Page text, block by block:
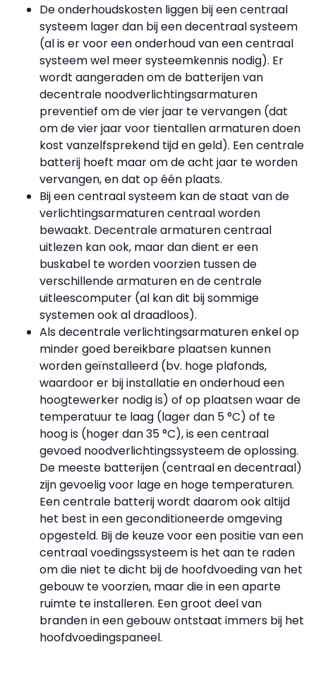
De onderhoudskosten liggen bij een centraal
systeem lager dan bij een decentraal systeem
(al is er voor een onderhoud van een centraal
systeem wel meer systeemkennis nodig). Er
wordt aangeraden om de batterijen van
decentrale noodverlichtingsarmaturen
preventief om de vier jaar te vervangen (dat
om de vier jaar voor tientallen armaturen doen
kost vanzelfsprekend tijd en geld). Een centrale
batterij hoeft maar om de acht jaar te worden
vervangen, en dat op één plaats.
Bij een centraal systeem kan de staat van de
verlichtingsarmaturen centraal worden
bewaakt. Decentrale armaturen centraal
uitlezen kan ook, maar dan dient er een
buskabel te worden voorzien tussen de
verschillende armaturen en de centrale
uitleescomputer (al kan dit bij sommige
systemen ook al draadloos).
Als decentrale verlichtingsarmaturen enkel op
minder goed bereikbare plaatsen kunnen
worden geïnstalleerd (bv. hoge plafonds,
waardoor er bij installatie en onderhoud een
hoogtewerker nodig is) of op plaatsen waar de
temperatuur te laag (lager dan 5 °C) of te
hoog is (hoger dan 35 °C), is een centraal
gevoed noodverlichtingssysteem de oplossing.
De meeste batterijen (centraal en decentraal)
zijn gevoelig voor lage en hoge temperaturen.
Een centrale batterij wordt daarom ook altijd
het best in een geconditioneerde omgeving
opgesteld. Bij de keuze voor een positie van een
centraal voedingssysteem is het aan te raden
om die niet te dicht bij de hoofdvoeding van het
gebouw te voorzien, maar die in een aparte
ruimte te installeren. Een groot deel van
branden in een gebouw ontstaat immers bij het
hoofdvoedingspaneel.